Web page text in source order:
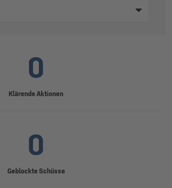
Klärende Aktionen
0
Geblockte Schüsse
0